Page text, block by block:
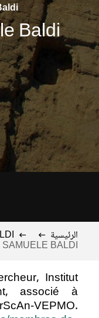
Baldi
الرئيسية
BALDI
Institut
associé à
VEPMO.